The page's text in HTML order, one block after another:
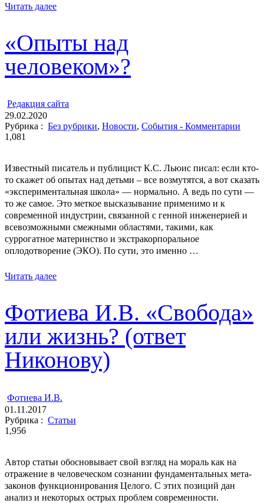
Читать далее
«Опыты над
человеком»?
Редакция cайта
29.02.2020
Рубрика : Без рубрики, Новости, События - Комментарии
1,081
Известный писатель и публицист К.С. Льюис писал: если кто-
то скажет об опытах над детьми – все возмутятся, а вот сказать
«экспериментальная школа» ― нормально. А ведь по сути ―
то же самое. Это меткое высказывание применимо и к
современной индустрии, связанной с генной инженерией и
всевозможными смежными областями, такими, как
суррогатное материнство и экстракорпоральное
оплодотворение (ЭКО). По сути, это именно …
Читать далее
Фотиева И.В. «Свобода»
или жизнь? (ответ
Никонову)
Фотиева И.В.
01.11.2017
Рубрика : Статьи
1,956
Автор статьи обосновывает свой взгляд на мораль как на
отражение в человеческом сознании фундаментальных мета-
законов функционирования Целого. С этих позиций дан
анализ и некоторых острых проблем современности.